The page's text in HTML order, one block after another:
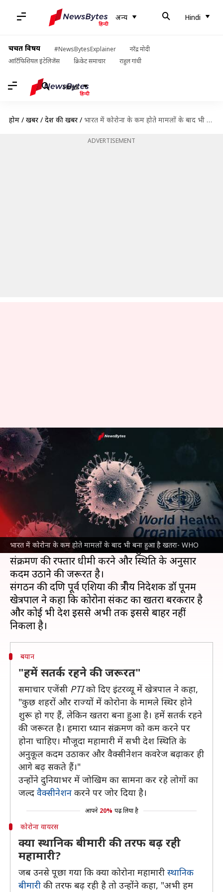
अन्य Hindi
चर्चित विषय #NewsBytesExplainer
नरेंद्र मोदी
आर्टिफिशियल इंटेलिजेंस
क्रिकेट समाचार राहुल गांधी
Hindi
होम / खबरें / देश की खबरें / भारत में कोरोना के कम होते मामलों के बाद भी बना हुआ है खतरा- WHO
ADVERTISEMENT
भारत में कोरोना के कम होते मामलों के बाद भी बना हुआ है खतरा- WHO
भारत में कोरोना के कम होते मामलों
के बाद भी बना हुआ है खतरा- WHO
लेखन प्रमोद कुमार Jan 29, 2022 07:41 pm
विश्व स्वास्थ्य संगठन
(WHO) ने चेताया है कि भले ही
भारत के कुछ क्षेत्रों में कोरोना के नए मामले कम होने शुरू हो
गए हैं, लेकिन खतरा अभी तक बना हुआ है। सरकार को
संक्रमण की रफ्तार धीमी करने और स्थिति के अनुसार
कदम उठाने की जरूरत है।
संगठन की दक्षिण पूर्व एशिया की क्षेत्रीय निदेशक डॉ पूनम
खेत्रपाल ने कहा कि कोरोना संकट का खतरा बरकरार है
और कोई भी देश इससे अभी तक इससे बाहर नहीं
बयान
"हमें सतर्क रहने की जरूरत"
समाचार एजेंसी PTIको दिए इंटरव्यू में खेत्रपाल ने कहा,
"कुछ शहरों और राज्यों में कोरोना के मामले स्थिर होने
शुरू हो गए हैं, लेकिन खतरा बना हुआ है। हमें सतर्क रहने
की जरूरत है। हमारा ध्यान संक्रमण को कम करने पर
होना चाहिए। मौजूदा महामारी में सभी देश स्थिति के
अनुकूल कदम उठाकर और वैक्सीनेशन कवरेज बढ़ाकर ही
आगे बढ़ सकते हैं।"
उन्होंने दुनियाभर में जोखिम का सामना कर रहे लोगों का
जल्द वैक्सीनेशन करने पर जोर दिया है।
आपने 20% पढ़ लिया है
कोरोना वायरस
क्या स्थानिक बीमारी की तरफ बढ़ रही
महामारी?
जब उनसे पूछा गया कि क्या कोरोना महामारी स्थानिक
बीमारी की तरफ बढ़ रही है तो उन्होंने कहा, "अभी हम